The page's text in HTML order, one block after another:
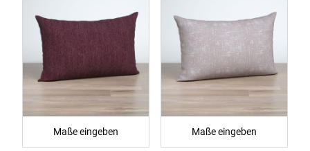
Maße eingeben Maße eingeben